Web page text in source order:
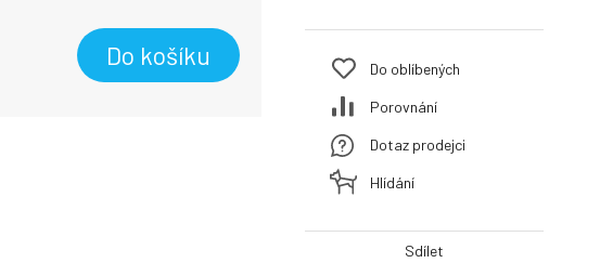
Do košíku Do oblíbených
Porovnání
Dotaz prodejci
Hlídání
Sdílet